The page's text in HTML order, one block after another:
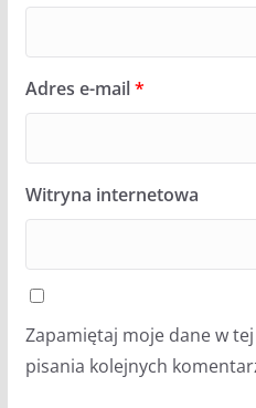
Adres e-mail*
Witryna internetowa
Zapamiętaj moje dane w
pisania kolejnych